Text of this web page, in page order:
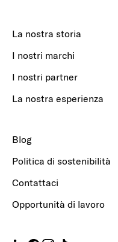
La nostra storia
I nostri marchi
I nostri partner
La nostra esperienza
Blog
Politica di sostenibilità
Contattaci
Opportunità di lavoro